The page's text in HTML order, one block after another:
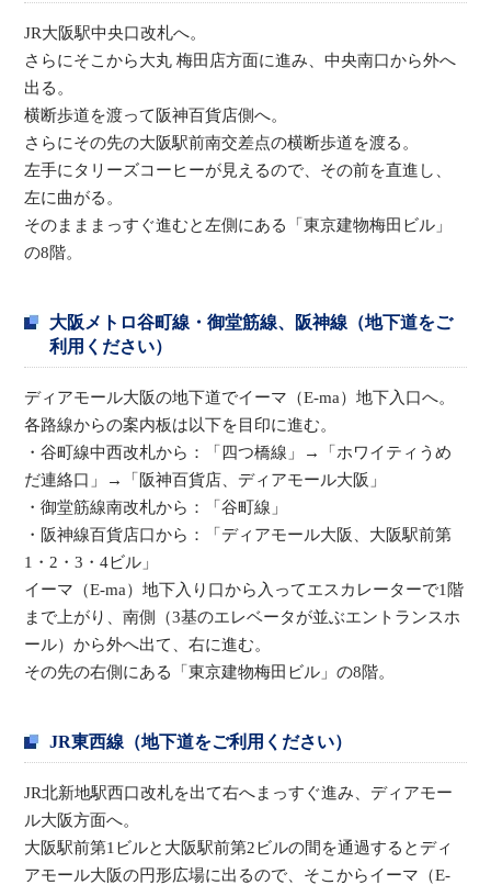
JR大阪駅中央口改札へ。
さらにそこから大丸 梅田店方面に進み、中央南口から外へ
出る。
横断歩道を渡って阪神百貨店側へ。
さらにその先の大阪駅前南交差点の横断歩道を渡る。
左手にタリーズコーヒーが見えるので、その前を直進し、
左に曲がる。
そのまままっすぐ進むと左側にある「東京建物梅田ビル」
の8階。
大阪メトロ谷町線・御堂筋線、阪神線（地下道をご
利用ください）
ディアモール大阪の地下道でイーマ（E-ma）地下入口へ。
各路線からの案内板は以下を目印に進む。
・谷町線中西改札から：「四つ橋線」→「ホワイティうめ
だ連絡口」→「阪神百貨店、ディアモール大阪」
・御堂筋線南改札から：「谷町線」
・阪神線百貨店口から：「ディアモール大阪、大阪駅前第
1・2・3・4ビル」
イーマ（E-ma）地下入り口から入ってエスカレーターで1階
まで上がり、南側（3基のエレベータが並ぶエントランスホ
ール）から外へ出て、右に進む。
その先の右側にある「東京建物梅田ビル」の8階。
JR東西線（地下道をご利用ください）
JR北新地駅西口改札を出て右へまっすぐ進み、ディアモー
ル大阪方面へ。
大阪駅前第1ビルと大阪駅前第2ビルの間を通過するとディ
アモール大阪の円形広場に出るので、そこからイーマ（E-